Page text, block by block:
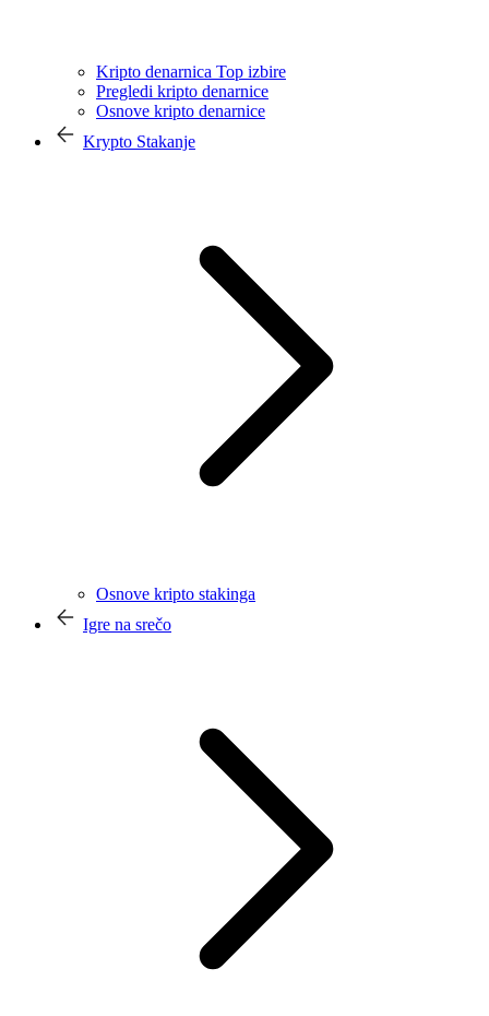
Kripto denarnica Top izbire
Pregledi kripto denarnice
Osnove kripto denarnice
Krypto Stakanje
Osnove kripto stakinga
Igre na srečo